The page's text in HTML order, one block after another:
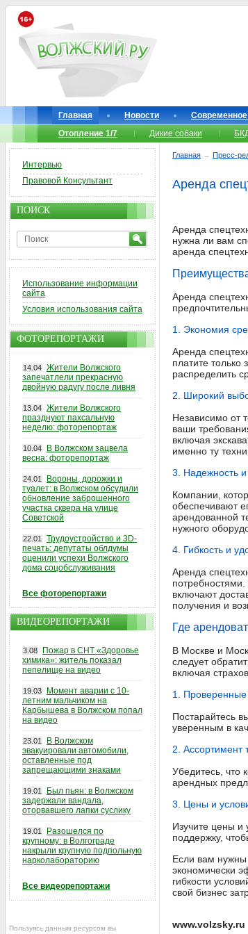
Главная Новости Современное
Отопление 1/7
Дикие собаки
Главная → Пресс-
Аренда
Аренда
нужна ли вам
аренда
Аренда
1. Экономия
Аренда
платите
распределить
2. Широкий
Независимо от
ваши
включая
именно ту
3. Надежность
Компании,
обеспечивают
арендованной
нужного
4. Гибкость и
Аренда
включают
получения и
Где
В Москве и
следует
включая
1.
Постарайтесь
уверенным в
2. Ассортимент
Убедитесь, что
арендных
3. Цены и
Изучите цены и
поддержку,
Если вам нужны
экономически
гибкости
свой бизнес
www.volzsky.ru
Интервью
Правовой Консультант
ПОИСК
Использование информации
сайта
Условия использования сайта
ФОТОРЕПОРТАЖИ
14.04 Жители Волжского
запечатлели прекрасную
двойную радугу после ливня
13.04 Жители Волжского
празднуют пахсальную
неделю: фоторепортаж
10.04
В Волжском зацвела
весна: фоторепортаж
24.01
Вороны, дорожки и
туалет: в Волжском обсудили
обновление заброшенного
участка сквера на улице
Советской
22.01
Трудоустройство и 3D-
печать: депутаты облдумы
оценили успехи Волжского
дома соцобслуживания
Все фоторепортажи
ВИДЕОРЕПОРТАЖИ
3.08
Пожар в СНТ «Здоровье
химика»: житель показал
пепелище на видео
19.03
Момент аварии с 10-
летним мальчиком на
Карбышева в Волжском попал
на видео
23.01
В Волжском
эвакуировали автомобили,
оставленные под
запрещающими знаками
19.01
Был пьян: в Волжском
задержали вандала,
оторвавшего лапки суслику
19.01
Разошелся по
крупному: в Волгограде
накрыли крупную подпольную
нарколабораторию
Все видеорепортажи
Пользуясь данным ресурсом вы